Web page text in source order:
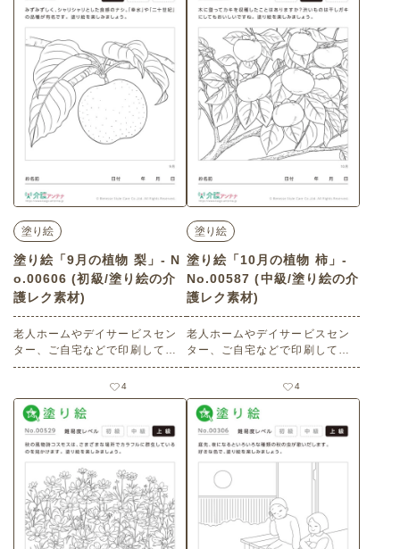
ま・秋刀魚・焼き魚・炭火・網
焼き・煙・旬の魚・縁側・祖
父・孫・落ち葉
材（塗り絵・初級）です。
塗り絵
塗り絵「9月の植物 梨」- N
o.00606 (初級/塗り絵の介
護レク素材)
老人ホームやデイサービスセン
ター、ご自宅などで印刷してお
使いいただける無料の高齢者向
け介護レク素材 塗り絵「9月の
植物 梨」（塗り絵・初級）で
す。
4
塗り絵
塗り絵「10月の植物 柿」-
No.00587 (中級/塗り絵の介
護レク素材)
老人ホームやデイサービスセン
ター、ご自宅などで印刷してお
使いいただける無料の高齢者向
け介護レク素材 塗り絵「10月の
植物 柿」（塗り絵・中級）で
す。
4